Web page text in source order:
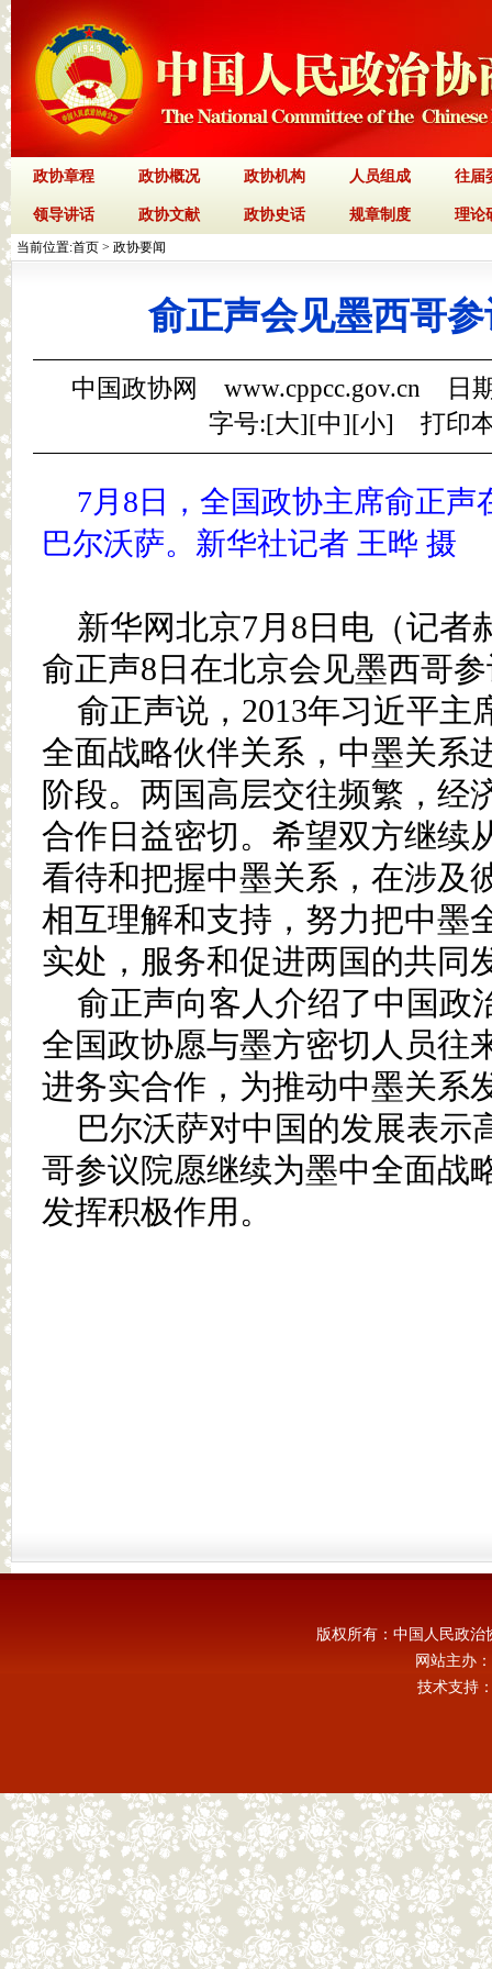
政协章程 政协概况 政协机构 人员组成 往届
领导讲话 政协文献 政协史话 规章制度 理论
当前位置:首页 > 政协要闻
俞正声会见墨西哥
中国政协网 www.cppcc.gov.cn 日
字号:[大][中][小] 打印
7月8日，全国政协主席俞正
巴尔沃萨。新华社记者 王晔 摄
新华网北京7月8日电（记者
俞正声8日在北京会见墨西哥
俞正声说，2013年习近平主
全面战略伙伴关系，中墨关系
阶段。两国高层交往频繁，经
合作日益密切。希望双方继续
看待和把握中墨关系，在涉及
相互理解和支持，努力把中墨
实处，服务和促进两国的共同
俞正声向客人介绍了中国政
全国政协愿与墨方密切人员往
进务实合作，为推动中墨关系
巴尔沃萨对中国的发展表示
哥参议院愿继续为墨中全面战
发挥积极作用。
版权所有：中国人民政
网站主办
技术支持